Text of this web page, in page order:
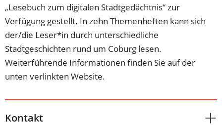
„Lesebuch zum digitalen Stadtgedächtnis“ zur
Verfügung gestellt. In zehn Themenheften kann sich
der/die Leser*in durch unterschiedliche
Stadtgeschichten rund um Coburg lesen.
Weiterführende Informationen finden Sie auf der
unten verlinkten Website.
Kontakt